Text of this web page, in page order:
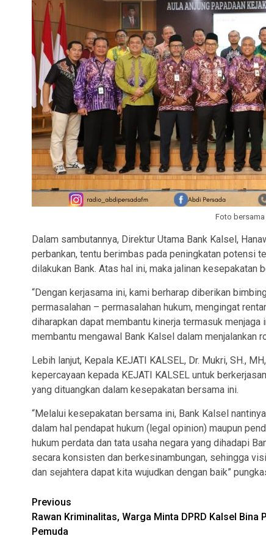
Foto
Dalam sambutannya, Direktur Utama Bank Kalsel,
perbankan, tentu berimbas pada peningkatan potensi
dilakukan Bank. Atas hal ini, maka jalinan kesepakatan
“Dengan kerjasama ini, kami berharap diberikan
permasalahan – permasalahan hukum, mengingat
diharapkan dapat membantu kinerja termasuk
membantu mengawal Bank Kalsel dalam menjalankan
Lebih lanjut, Kepala KEJATI KALSEL, Dr. Mukri, SH.,
kepercayaan kepada KEJATI KALSEL untuk
yang dituangkan dalam kesepakatan bersama ini.
“Melalui kesepakatan bersama ini, Bank Kalsel
dalam hal pendapat hukum (legal opinion) maupun
hukum perdata dan tata usaha negara yang dihadapi
secara konsisten dan berkesinambungan, sehingga
dan sejahtera dapat kita wujudkan dengan baik”
Continue
Reading
Previous
Rawan Kriminalitas, Warga Minta DPRD Kalsel Bina
Pemuda